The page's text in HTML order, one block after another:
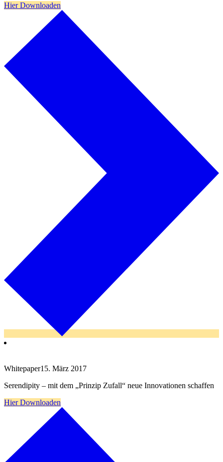
Hier Downloaden
Whitepaper15. März 2017
Serendipity – mit dem „Prinzip Zufall“ neue Innovationen schaffen
Hier Downloaden